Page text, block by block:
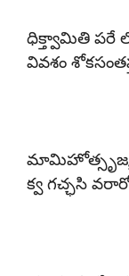
ధిక్త్వామితి పరే
వివశం
మామిహోత్సృజ్య
క్వ గచ్ఛసి